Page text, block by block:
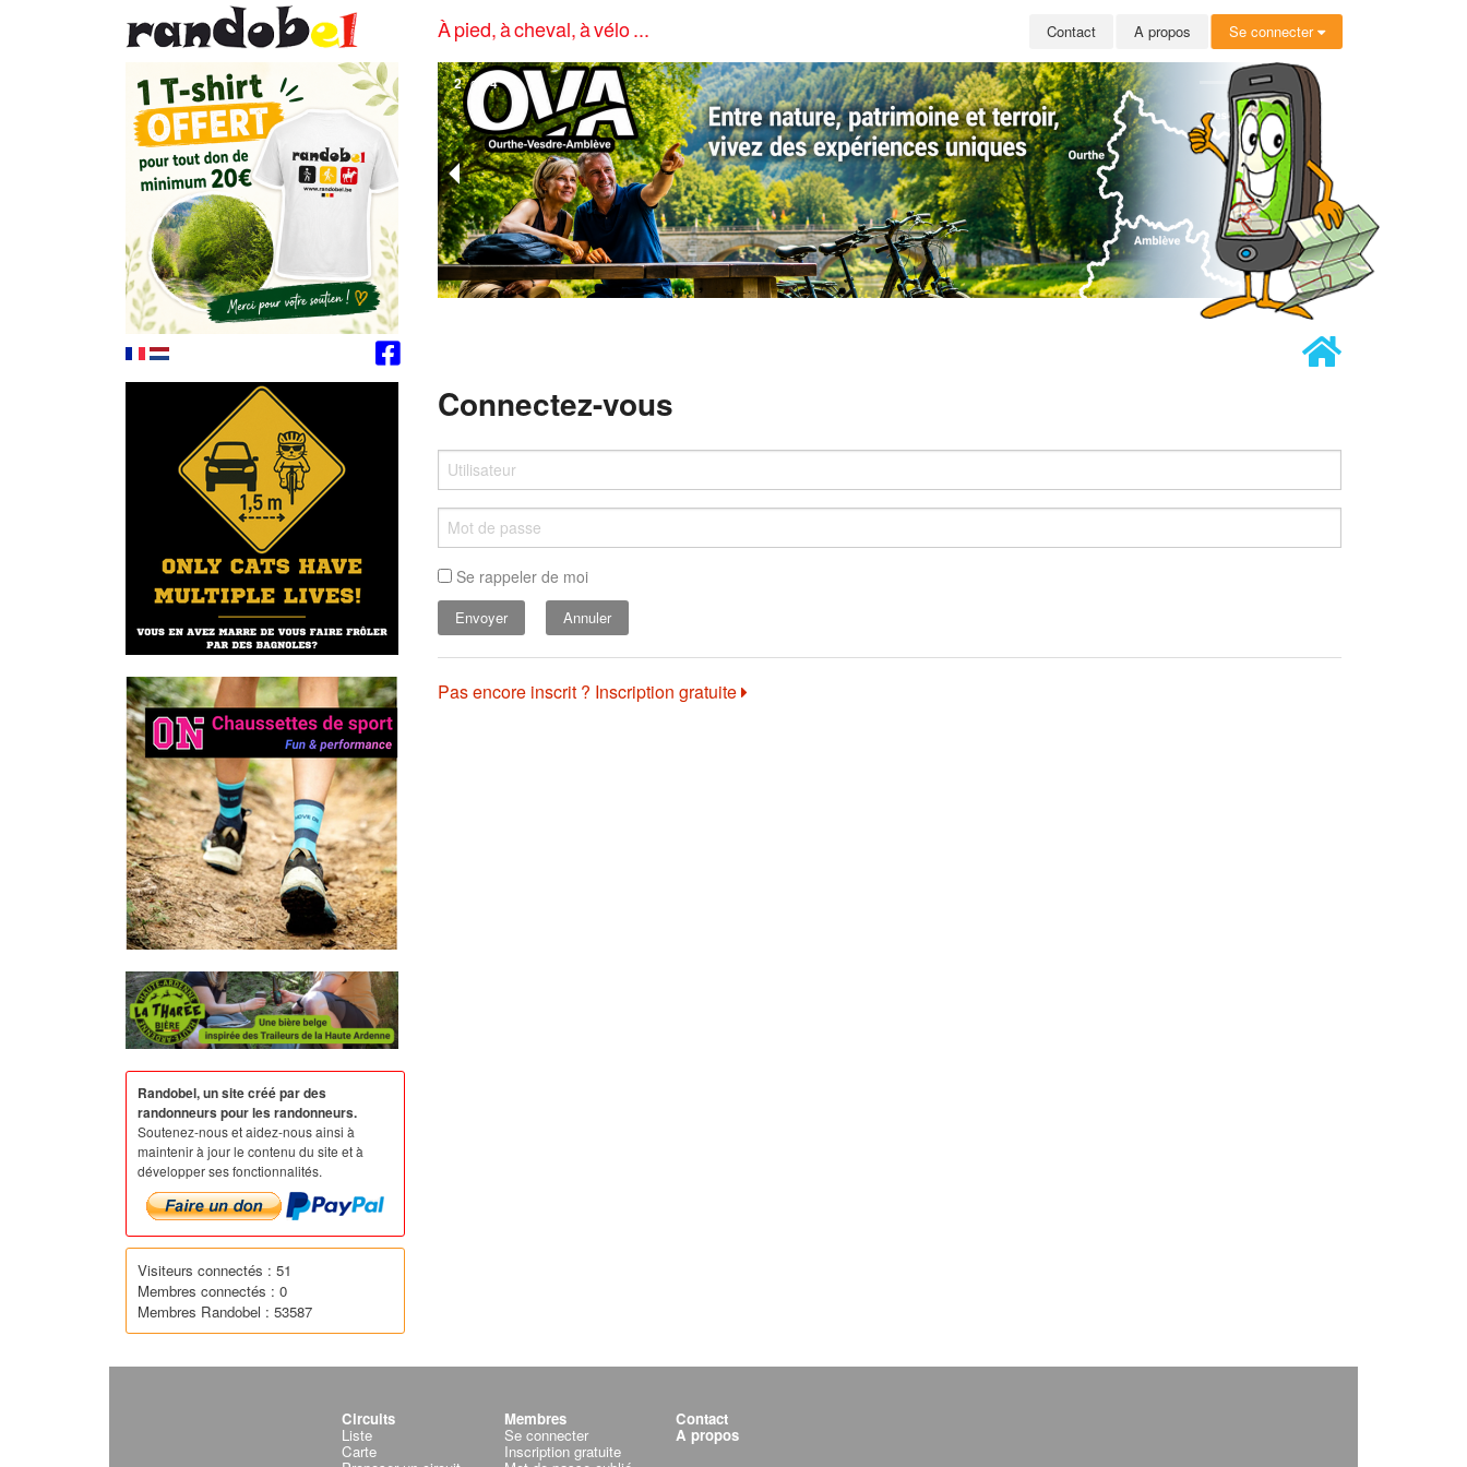
À pied, à cheval, à vélo ... Contact A propos Se connecter
2 of 4
Connectez-vous
Se rappeler de moi
Annuler
Pas encore inscrit ? Inscription gratuite
Randobel, un site créé par des
randonneurs pour les randonneurs.
Soutenez-nous et aidez-nous ainsi à
maintenir à jour le contenu du site et à
développer ses fonctionnalités.
Visiteurs connectés : 51
Membres connectés : 0
Membres Randobel : 53587
Circuits
Liste
Carte
Membres
Se connecter
Inscription gratuite
Contact
A propos